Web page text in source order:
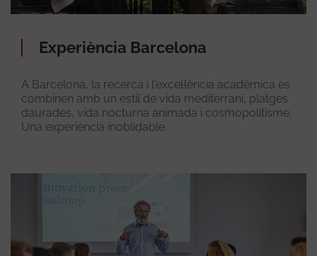
Experiència Barcelona
A Barcelona, la recerca i l'excel·lència acadèmica es
combinen amb un estil de vida mediterrani, platges
daurades, vida nocturna animada i cosmopolitisme.
Una experiència inoblidable.